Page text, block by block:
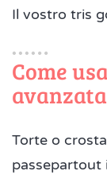
Il vostro tris
Come
Torte o
passepartout